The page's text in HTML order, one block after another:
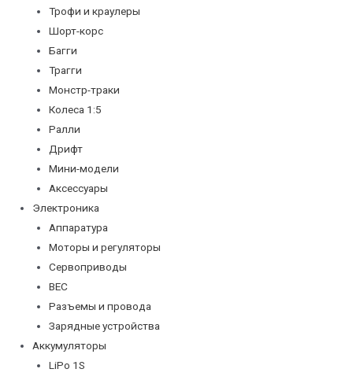
Трофи и краулеры
Шорт-корс
Багги
Трагги
Монстр-траки
Колеса 1:5
Ралли
Дрифт
Мини-модели
Аксессуары
Электроника
Аппаратура
Моторы и регуляторы
Сервоприводы
BEC
Разъемы и провода
Зарядные устройства
Аккумуляторы
LiPo 1S